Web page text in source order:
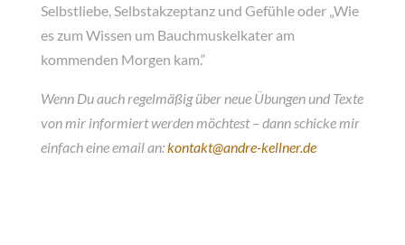
Selbstliebe, Selbstakzeptanz und Gefühle oder „Wie
es zum Wissen um Bauchmuskelkater am
kommenden Morgen kam.“
Wenn Du auch regelmäßig über neue Übungen und Texte
von mir informiert werden möchtest – dann schicke mir
einfach eine email an: kontakt@andre-kellner.de